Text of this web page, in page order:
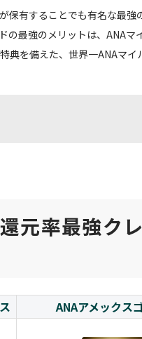
有することでも有名な最強
の最強のメリットは、ANAマ
典を備えた、世界一ANAマイ
元率最強ク
ANAアメックス